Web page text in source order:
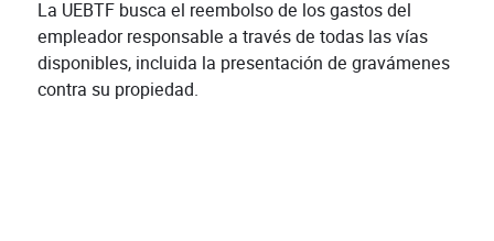
La UEBTF busca el reembolso de los gastos del
empleador responsable a través de todas las vías
disponibles, incluida la presentación de gravámenes
contra su propiedad.